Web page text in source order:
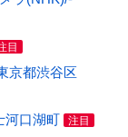
目
京都渋谷区
河口湖町 注目